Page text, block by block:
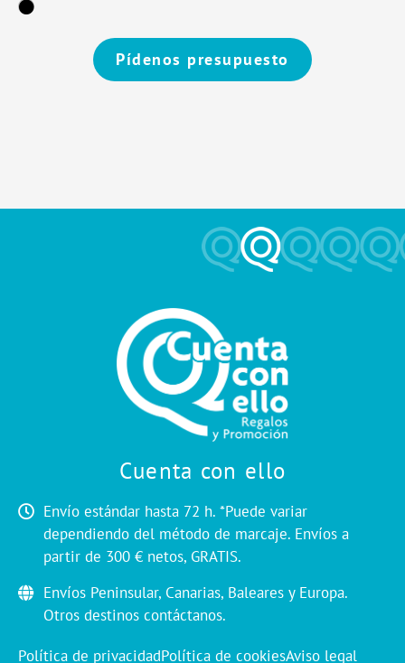
Pídenos presupuesto
Cuenta con ello
Envío estándar hasta 72 h. *Puede variar
dependiendo del método de marcaje. Envíos a
partir de 300 € netos, GRATIS.
Envíos Peninsular, Canarias, Baleares y Europa.
Otros destinos contáctanos.
Política de privacidadPolítica de cookiesAviso legal